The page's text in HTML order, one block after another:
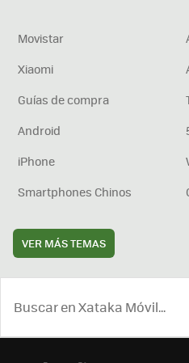
Movistar
Xiaomi
Guías de compra
Android
iPhone
Smartphones Chinos
VER MÁS TEMAS